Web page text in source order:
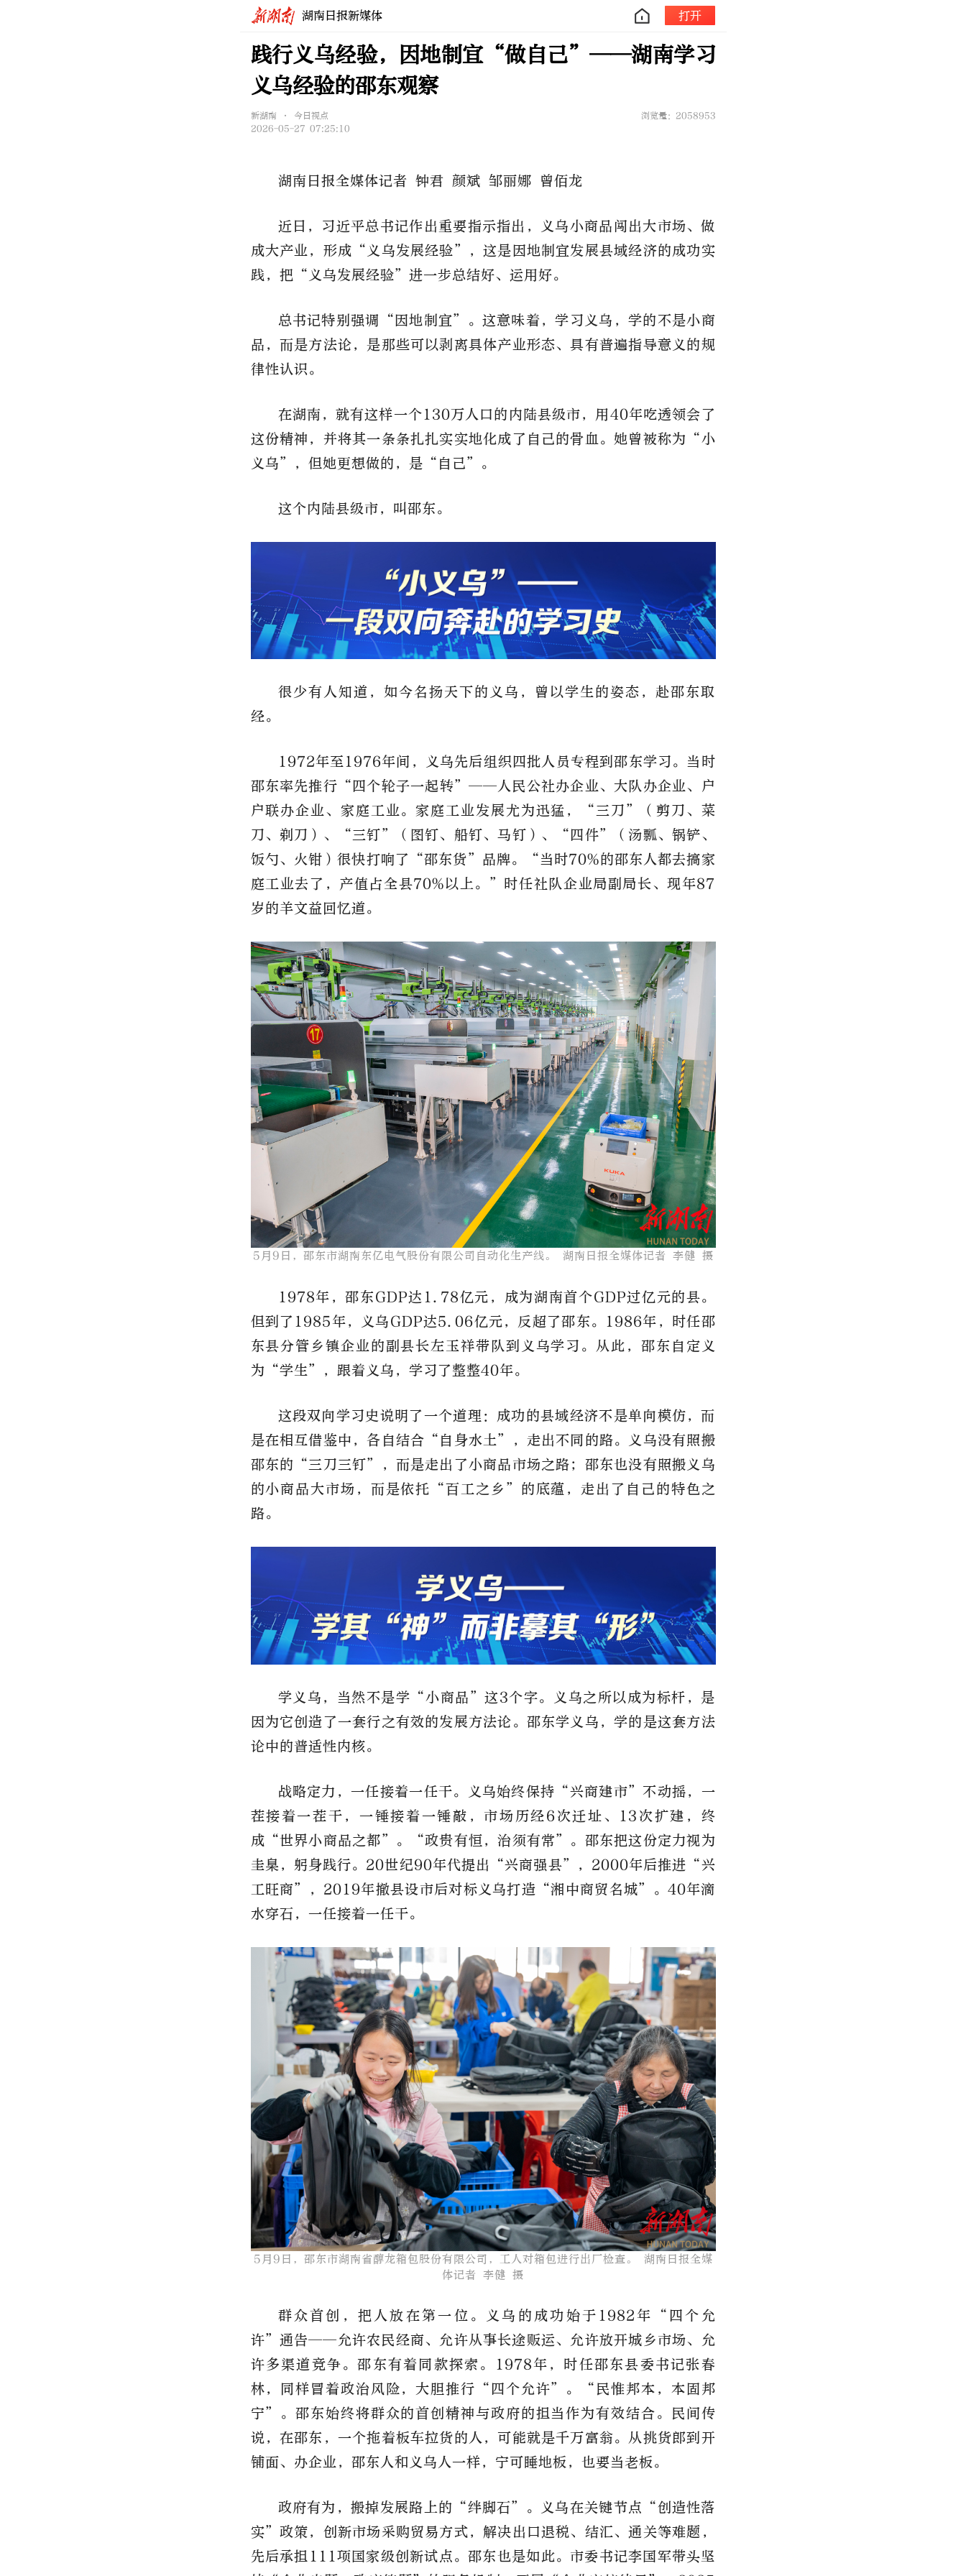
湖南日报新媒体 打开
践行义乌经验，因地制宜“做自己”——湖南学习
义乌经验的邵东观察
新湖南 • 今日视点
浏览量：2058953
2026-05-27 07:25:10
湖南日报全媒体记者 钟君 颜斌 邹丽娜 曾佰龙
近日，习近平总书记作出重要指示指出，义乌小商品闯出大市场、做
成大产业，形成“义乌发展经验”，这是因地制宜发展县域经济的成功实
践，把“义乌发展经验”进一步总结好、运用好。
总书记特别强调“因地制宜”。这意味着，学习义乌，学的不是小商
品，而是方法论，是那些可以剥离具体产业形态、具有普遍指导意义的规
律性认识。
在湖南，就有这样一个130万人口的内陆县级市，用40年吃透领会了
这份精神，并将其一条条扎扎实实地化成了自己的骨血。她曾被称为“小
义乌”，但她更想做的，是“自己”。
这个内陆县级市，叫邵东。
很少有人知道，如今名扬天下的义乌，曾以学生的姿态，赴邵东取
经。
1972年至1976年间，义乌先后组织四批人员专程到邵东学习。当时
邵东率先推行“四个轮子一起转”——人民公社办企业、大队办企业、户
户联办企业、家庭工业。家庭工业发展尤为迅猛，“三刀”（剪刀、菜
刀、剃刀）、“三钉”（图钉、船钉、马钉）、“四件”（汤瓢、锅铲、
饭勺、火钳）很快打响了“邵东货”品牌。“当时70%的邵东人都去搞家
庭工业去了，产值占全县70%以上。”时任社队企业局副局长、现年87
岁的羊文益回忆道。
5月9日，邵东市湖南东亿电气股份有限公司自动化生产线。 湖南日报全媒体记者 李健 摄
1978年，邵东GDP达1.78亿元，成为湖南首个GDP过亿元的县。
但到了1985年，义乌GDP达5.06亿元，反超了邵东。1986年，时任邵
东县分管乡镇企业的副县长左玉祥带队到义乌学习。从此，邵东自定义
为“学生”，跟着义乌，学习了整整40年。
这段双向学习史说明了一个道理：成功的县域经济不是单向模仿，而
是在相互借鉴中，各自结合“自身水土”，走出不同的路。义乌没有照搬
邵东的“三刀三钉”，而是走出了小商品市场之路；邵东也没有照搬义乌
的小商品大市场，而是依托“百工之乡”的底蕴，走出了自己的特色之
路。
学义乌，当然不是学“小商品”这3个字。义乌之所以成为标杆，是
因为它创造了一套行之有效的发展方法论。邵东学义乌，学的是这套方法
论中的普适性内核。
战略定力，一任接着一任干。义乌始终保持“兴商建市”不动摇，一
茬接着一茬干，一锤接着一锤敲，市场历经6次迁址、13次扩建，终
成“世界小商品之都”。“政贵有恒，治须有常”。邵东把这份定力视为
圭臬，躬身践行。20世纪90年代提出“兴商强县”，2000年后推进“兴
工旺商”，2019年撤县设市后对标义乌打造“湘中商贸名城”。40年滴
水穿石，一任接着一任干。
5月9日，邵东市湖南省醇龙箱包股份有限公司，工人对箱包进行出厂检查。 湖南日报全媒
体记者 李健 摄
群众首创，把人放在第一位。义乌的成功始于1982年“四个允
许”通告——允许农民经商、允许从事长途贩运、允许放开城乡市场、允
许多渠道竞争。邵东有着同款探索。1978年，时任邵东县委书记张春
林，同样冒着政治风险，大胆推行“四个允许”。“民惟邦本，本固邦
宁”。邵东始终将群众的首创精神与政府的担当作为有效结合。民间传
说，在邵东，一个拖着板车拉货的人，可能就是千万富翁。从挑货郎到开
铺面、办企业，邵东人和义乌人一样，宁可睡地板，也要当老板。
政府有为，搬掉发展路上的“绊脚石”。义乌在关键节点“创造性落
实”政策，创新市场采购贸易方式，解决出口退税、结汇、通关等难题，
先后承担111项国家级创新试点。邵东也是如此。市委书记李国军带头坚